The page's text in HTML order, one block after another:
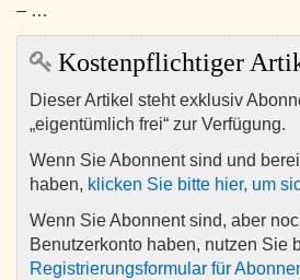
– …
Kostenpflichtiger
Dieser Artikel steht exklusiv
„eigentümlich frei“ zur Verfügung.
Wenn Sie Abonnent sind und
haben, klicken Sie bitte hier, um
Wenn Sie Abonnent sind, aber
Benutzerkonto haben, nutzen Sie
Registrierungsformular für